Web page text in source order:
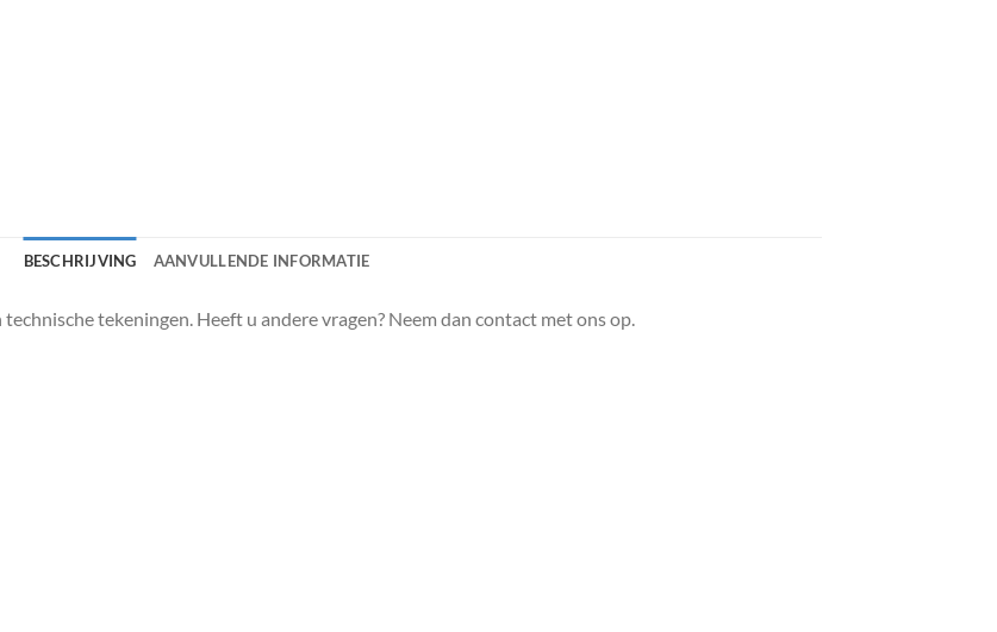
BESCHRIJVING AANVULLENDE INFORMATIE
tekeningen. Heeft u andere vragen? Neem dan contact met ons op.